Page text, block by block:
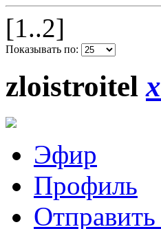
[1..2]
Показывать по:
zloistroitelx
Эфир
Профиль